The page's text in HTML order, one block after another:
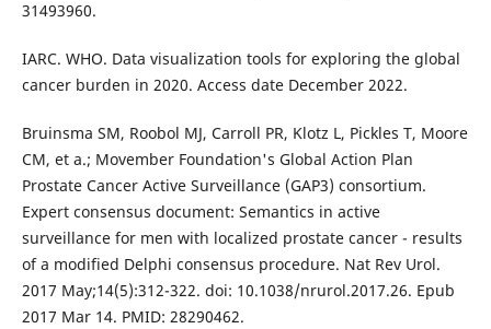
31493960.
IARC. WHO. Data visualization tools for exploring the global
cancer burden in 2020. Access date December 2022.
Bruinsma SM, Roobol MJ, Carroll PR, Klotz L, Pickles T, Moore
CM, et a.; Movember Foundation's Global Action Plan
Prostate Cancer Active Surveillance (GAP3) consortium.
Expert consensus document: Semantics in active
surveillance for men with localized prostate cancer - results
of a modified Delphi consensus procedure. Nat Rev Urol.
2017 May;14(5):312-322. doi: 10.1038/nrurol.2017.26. Epub
2017 Mar 14. PMID: 28290462.